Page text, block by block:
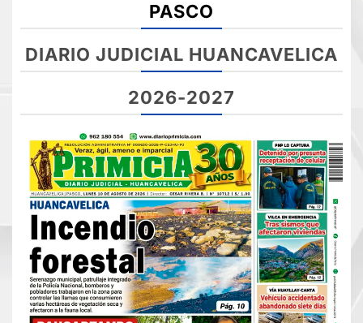
PASCO
DIARIO JUDICIAL HUANCAVELICA
2026-2027